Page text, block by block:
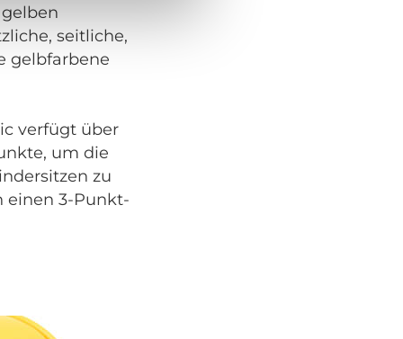
seitliche,
gelbfarbene
verfügt über
um die
zu
einen 3-Punkt-